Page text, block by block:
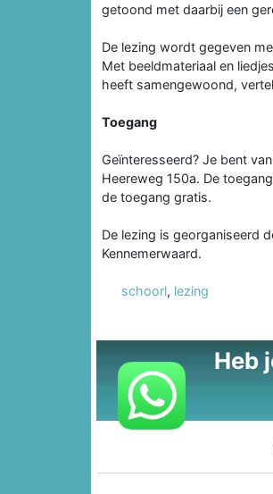
getoond met daarbij een
De lezing wordt gegeven
Met beeldmateriaal en
heeft samengewoond,
Toegang
Geïnteresseerd? Je bent
Heereweg 150a. De
de toegang gratis.
De lezing is georganiseerd
Kennemerwaard.
schoorl, lezing
Heb